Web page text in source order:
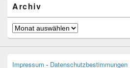
Archiv
Archiv
Impressum - Datenschutzbestimmungen